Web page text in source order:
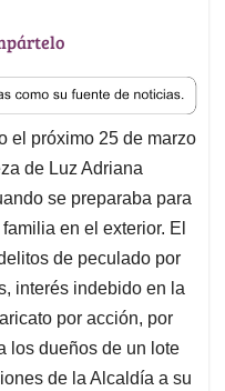
el próximo 25 de marzo
de Luz Adriana
se preparaba para
en el exterior. El
de peculado por
interés indebido en la
por acción, por
los dueños de un lote
de la Alcaldía a su